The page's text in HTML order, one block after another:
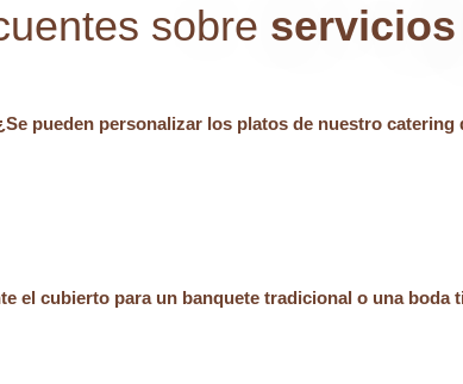
sobre
pueden personalizar los platos de nuestro catering
el cubierto para un banquete tradicional o una boda